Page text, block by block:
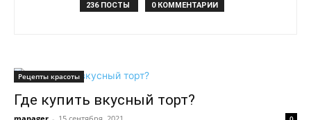
236 ПОСТЫ 0 КОММЕНТАРИИ
Рецепты красоты
Где купить вкусный торт?